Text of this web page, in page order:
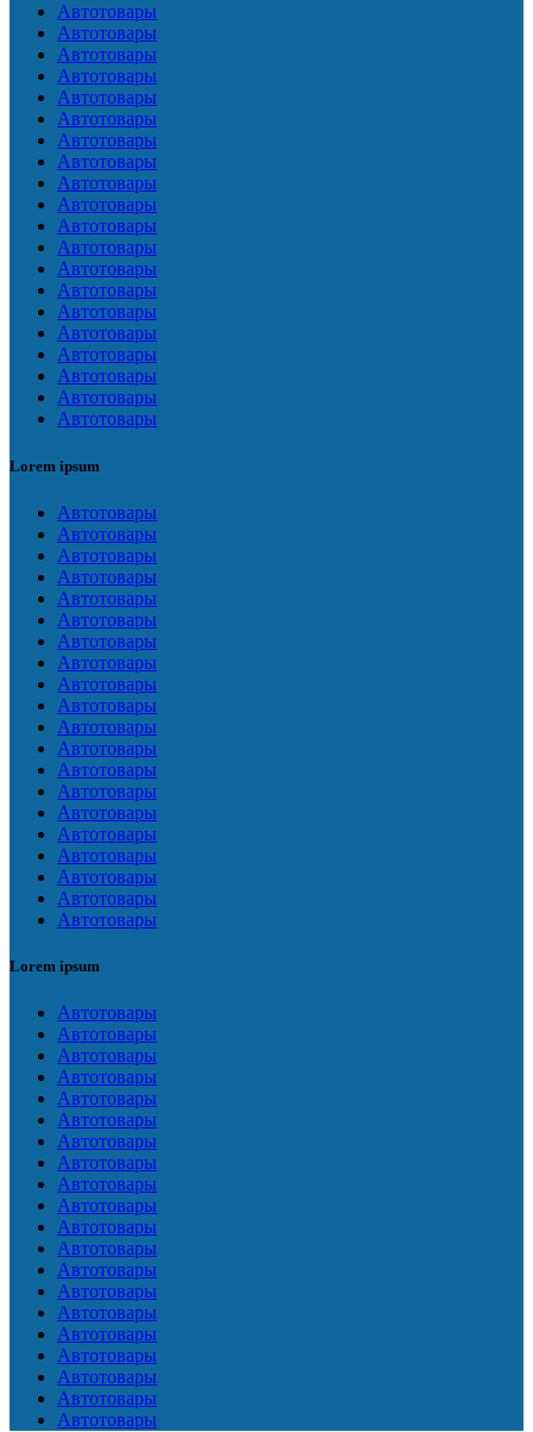
Автотовары
Автотовары
Автотовары
Автотовары
Автотовары
Автотовары
Автотовары
Автотовары
Автотовары
Автотовары
Автотовары
Автотовары
Автотовары
Автотовары
Автотовары
Автотовары
Автотовары
Автотовары
Автотовары
Автотовары
Lorem ipsum
Автотовары
Автотовары
Автотовары
Автотовары
Автотовары
Автотовары
Автотовары
Автотовары
Автотовары
Автотовары
Автотовары
Автотовары
Автотовары
Автотовары
Автотовары
Автотовары
Автотовары
Автотовары
Автотовары
Автотовары
Lorem ipsum
Автотовары
Автотовары
Автотовары
Автотовары
Автотовары
Автотовары
Автотовары
Автотовары
Автотовары
Автотовары
Автотовары
Автотовары
Автотовары
Автотовары
Автотовары
Автотовары
Автотовары
Автотовары
Автотовары
Автотовары